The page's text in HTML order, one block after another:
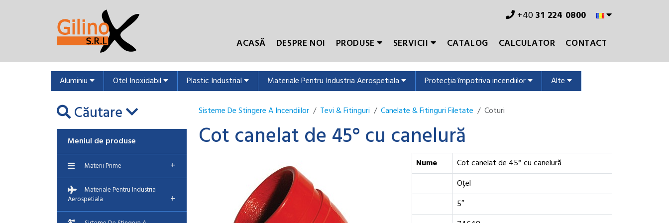
+4031 224 0800
ACASĂ
DESPRE NOI PRODUSE SERVICII CATALOG CALCULATOR CONTACT
Aluminiu Otel Inoxidabil Plastic Industrial Materiale Pentru Industria Aerospetiala Protecția împotriva incendiilor Alte
Căutare
Meniul de produse
Materii Prime +
Materiale Pentru Industria
Aerospetiala
+
Sisteme De Stingere A Incendiilor Tevi & Fitinguri Canelate & Fitinguri Filetate Coturi
Cot canelat de 45° cu canelură
Nume
Cot canelat de 45° cu canelură
Oțel
5″